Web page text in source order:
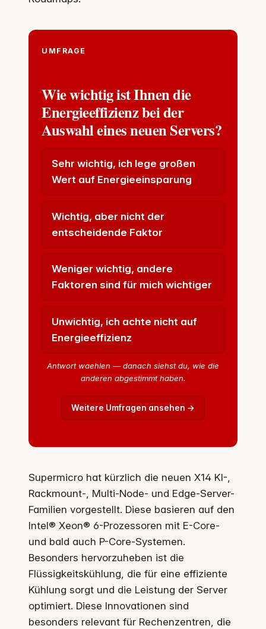
UMFRAGE
Wie wichtig ist Ihnen die
Energieeffizienz bei der
Auswahl eines neuen Servers?
Sehr wichtig, ich lege großen
Wert auf Energieeinsparung
Wichtig, aber nicht der
entscheidende Faktor
Weniger wichtig, andere
Faktoren sind für mich wichtiger
Unwichtig, ich achte nicht auf
Energieeffizienz
Antwort waehlen — danach siehst du, wie die
anderen abgestimmt haben.
Weitere Umfragen ansehen →
Supermicro hat kürzlich die neuen X14 KI-,
Rackmount-, Multi-Node- und Edge-Server-
Familien vorgestellt. Diese basieren auf den
Intel® Xeon® 6-Prozessoren mit E-Core-
und bald auch P-Core-Systemen.
Besonders hervorzuheben ist die
Flüssigkeitskühlung, die für eine effiziente
Kühlung sorgt und die Leistung der Server
optimiert. Diese Innovationen sind
besonders relevant für Rechenzentren, die